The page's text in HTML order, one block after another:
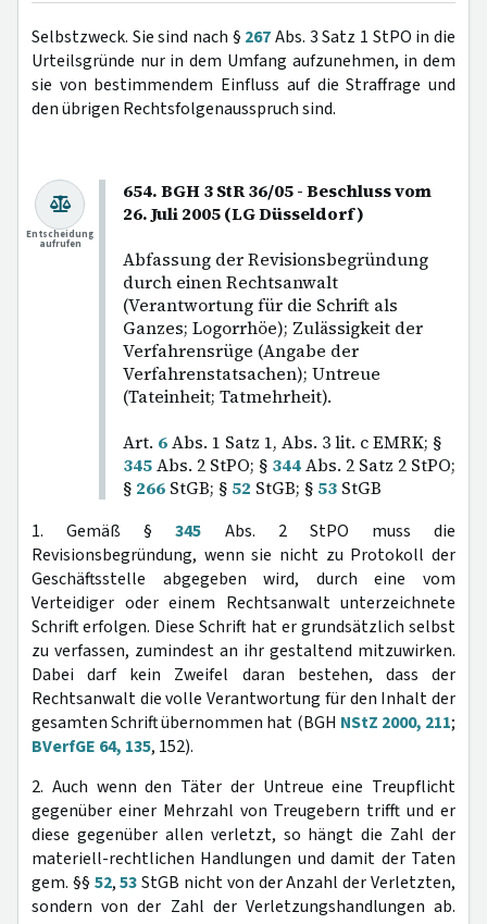
Selbstzweck. Sie sind nach § 267Abs. 3 Satz 1 StPO in die
Urteilsgründe nur in dem Umfang aufzunehmen, in dem
sie von bestimmendem Einfluss auf die Straffrage und
den übrigen Rechtsfolgenausspruch sind.
654. BGH 3 StR 36/05 - Beschluss vom
26. Juli 2005 (LG Düsseldorf)
Abfassung der Revisionsbegründung
durch einen Rechtsanwalt
(Verantwortung für die Schrift als
Ganzes; Logorrhöe); Zulässigkeit der
Verfahrensrüge (Angabe der
Verfahrenstatsachen); Untreue
(Tateinheit; Tatmehrheit).
Art. 6Abs. 1 Satz 1, Abs. 3 lit. c EMRK; §
345Abs. 2 StPO; § 344Abs. 2 Satz 2 StPO;
§ 266 StGB; § 52 StGB; § 53 StGB
Entscheidung
aufrufen
1. Gemäß §345 Abs. 2 StPO muss die
Revisionsbegründung, wenn sie nicht zu Protokoll der
Geschäftsstelle abgegeben wird, durch eine vom
Verteidiger oder einem Rechtsanwalt unterzeichnete
Schrift erfolgen. Diese Schrift hat er grundsätzlich selbst
zu verfassen, zumindest an ihr gestaltend mitzuwirken.
Dabei darf kein Zweifel daran bestehen, dass der
Rechtsanwalt die volle Verantwortung für den Inhalt der
gesamten Schrift übernommen hat (BGH NStZ 2000, 211;
BVerfGE 64, 135, 152).
2. Auch wenn den Täter der Untreue eine Treupflicht
gegenüber einer Mehrzahl von Treugebern trifft und er
diese gegenüber allen verletzt, so hängt die Zahl der
materiell-rechtlichen Handlungen und damit der Taten
gem. §§ 52,53StGB nicht von der Anzahl der Verletzten,
sondern von der Zahl der Verletzungshandlungen ab.